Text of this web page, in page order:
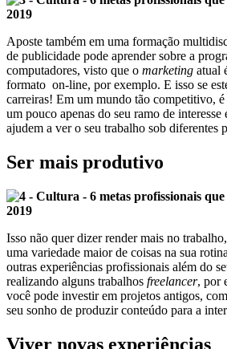
Aposte também em uma formação
de publicidade pode aprender sobre a
computadores, visto que o marketing atual
formato on-line, por exemplo. E isso se
carreiras! Em um mundo tão competitivo, é
um pouco apenas do seu ramo de interesse
ajudem a ver o seu trabalho sob diferentes
Ser mais produtivo
Isso não quer dizer render mais no
uma variedade maior de coisas na sua
outras experiências profissionais além do
realizando alguns trabalhos freelancer, por
você pode investir em projetos antigos,
seu sonho de produzir conteúdo para a
Viver novas experiências